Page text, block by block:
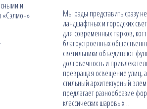
и
«Сэлмон»
Мы рады представить сразу
ландшафтных и городских
для современных парков,
благоустроенных
светильники объединяют
долговечность и
превращая освещение улиц,
стильный архитектурный
предлагает разнообразие
классических шаровых…